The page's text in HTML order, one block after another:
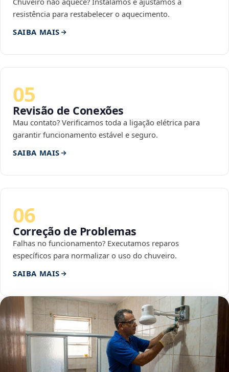
resistência para restabelecer o aquecimento.
SAIBA MAIS
05
Revisão de Conexões
Mau contato? Verificamos toda a ligação elétrica para
garantir funcionamento estável e seguro.
SAIBA MAIS
06
Correção de Problemas
Falhas no funcionamento? Executamos reparos
específicos para normalizar o uso do chuveiro.
SAIBA MAIS